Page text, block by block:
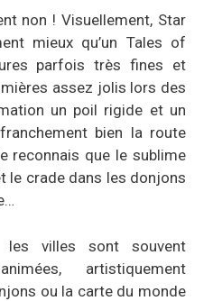
non ! Visuellement, Star
mieux qu’un Tales of
parfois très fines et
assez jolis lors des
un poil rigide et un
bien la route
reconnais que le sublime
le crade dans les donjons
villes sont souvent
artistiquement
ou la carte du monde